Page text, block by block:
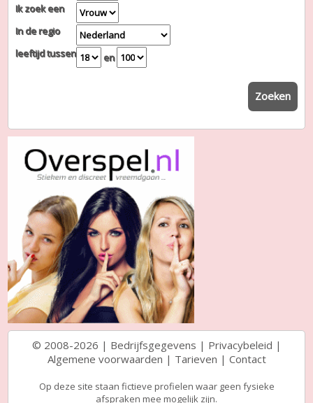
Ik zoek een
In de regio
leeftijd tussen
en
Zoeken
© 2008-2026 | Bedrijfsgegevens | Privacybeleid |
Algemene voorwaarden | Tarieven | Contact
Op deze site staan fictieve profielen waar geen fysieke
afspraken mee mogelijk zijn.